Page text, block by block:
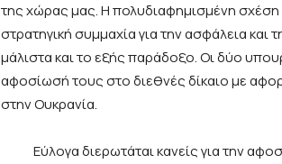
της χώρας μας. Η πολυδιαφημισμένη
στρατηγική συμμαχία για την ασφάλεια
μάλιστα και το εξής παράδοξο. Οι δύο
αφοσίωσή τους στο διεθνές δίκαιο με
στην Ουκρανία.
Εύλογα διερωτάται κανείς για την